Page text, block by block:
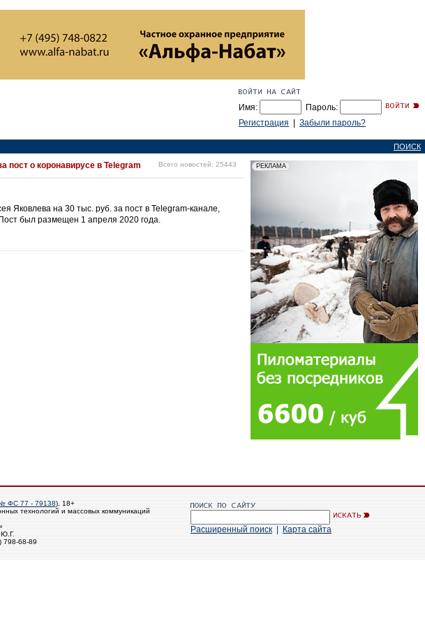
Имя:
Пароль:
Регистрация
Забыли пароль?
ПОИСК
о коронавирусе в Telegram Всего новостей: 25443
Яковлева на 30 тыс. руб. за пост в Telegram-канале,
был размещен 1 апреля 2020 года.
ФС 77 - 79138), 18+
технологий и массовых коммуникаций
Ю.Г.
798-68-89
Расширенный поиск Карта сайта